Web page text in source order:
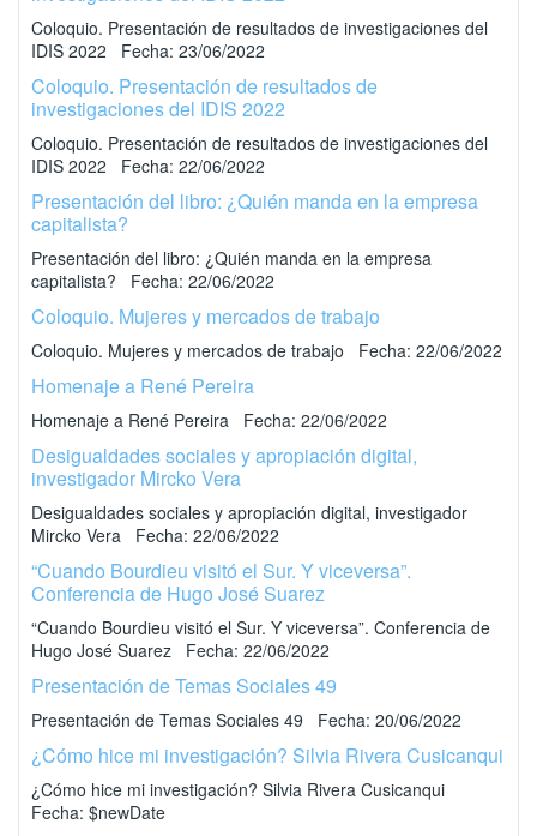
Coloquio. Presentación de resultados de investigaciones del
IDIS 2022 Fecha: 23/06/2022
Coloquio. Presentación de resultados de
investigaciones del IDIS 2022
Coloquio. Presentación de resultados de investigaciones del
IDIS 2022 Fecha: 22/06/2022
Presentación del libro: ¿Quién manda en la empresa
capitalista?
Presentación del libro: ¿Quién manda en la empresa
capitalista? Fecha: 22/06/2022
Coloquio. Mujeres y mercados de trabajo
Coloquio. Mujeres y mercados de trabajo Fecha: 22/06/2022
Homenaje a René Pereira
Homenaje a René Pereira Fecha: 22/06/2022
Desigualdades sociales y apropiación digital,
investigador Mircko Vera
Desigualdades sociales y apropiación digital, investigador
Mircko Vera Fecha: 22/06/2022
“Cuando Bourdieu visitó el Sur. Y viceversa”.
Conferencia de Hugo José Suarez
“Cuando Bourdieu visitó el Sur. Y viceversa”. Conferencia de
Hugo José Suarez Fecha: 22/06/2022
Presentación de Temas Sociales 49
Presentación de Temas Sociales 49 Fecha: 20/06/2022
¿Cómo hice mi investigación? Silvia Rivera Cusicanqui
¿Cómo hice mi investigación? Silvia Rivera Cusicanqui
Fecha: $newDate